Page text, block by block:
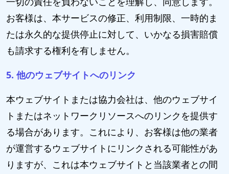
お客様は、本サービスの修正、利用制限、一時的ま
たは永久的な提供停止に対して、いかなる損害賠償
も請求する権利を有しません。
5. 他のウェブサイトへのリンク
本ウェブサイトまたは協力会社は、他のウェブサイ
トまたはネットワークリソースへのリンクを提供す
る場合があります。これにより、お客様は他の業者
が運営するウェブサイトにリンクされる可能性があ
りますが、これは本ウェブサイトと当該業者との間